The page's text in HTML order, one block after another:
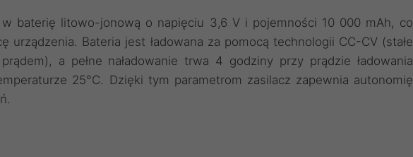
baterię litowo-jonową o napięciu 3,6 V i pojemności 10 000 mAh, co
urządzenia. Bateria jest ładowana za pomocą technologii CC-CV (stałe
a pełne naładowanie trwa 4 godziny przy prądzie ładowania
25°C. Dzięki tym parametrom zasilacz zapewnia autonomię